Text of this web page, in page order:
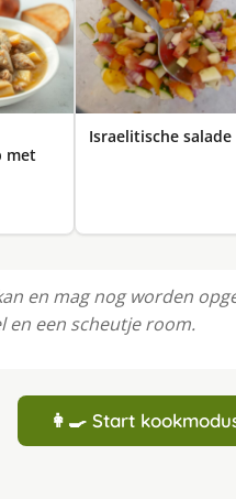
met
Israelitische salade
en mag nog worden
en een scheutje room.
👩‍🍳 Start